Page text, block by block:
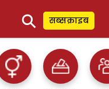
⚲ सब्सक्राइब